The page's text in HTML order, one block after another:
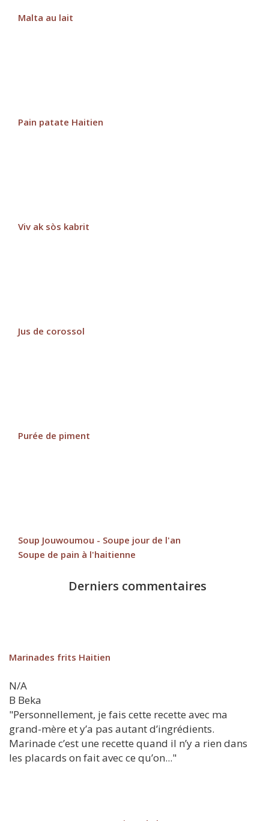
Malta au lait
Pain patate Haitien
Viv ak sòs kabrit
Jus de corossol
Purée de piment
Soup Jouwoumou - Soupe jour de l'an
Soupe de pain à l'haitienne
Derniers commentaires
Marinades frits Haitien
N/A
B Beka
"Personnellement, je fais cette recette avec ma
grand-mère et y’a pas autant d’ingrédients.
Marinade c’est une recette quand il n’y a rien dans
les placards on fait avec ce qu’on..."